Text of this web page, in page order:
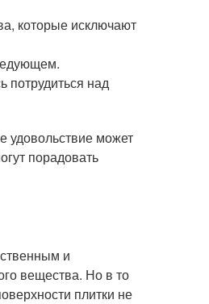
которые исключают
потрудиться над
удовольствие может
порадовать
и
вещества. Но в то
плитки не